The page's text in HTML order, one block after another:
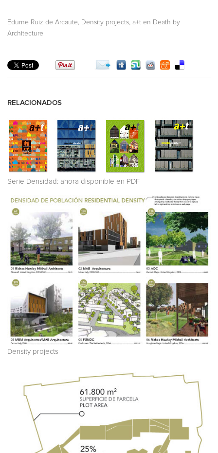
Edurne Ruiz de Arcaute Density projects a+t en Death by
Architecture
RELACIONADOS
Serie Densidad: ahora disponible en PDF
Density projects